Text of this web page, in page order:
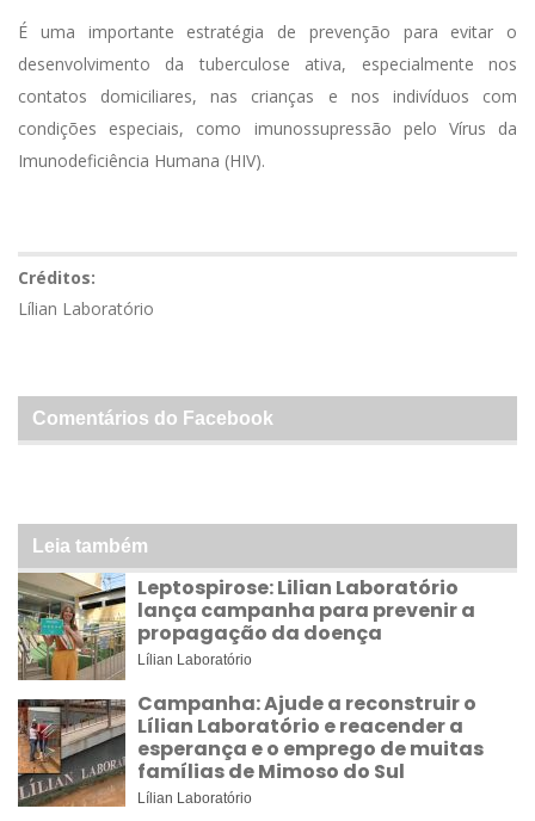
É uma importante estratégia de prevenção para evitar o
desenvolvimento da tuberculose ativa, especialmente nos
contatos domiciliares, nas crianças e nos indivíduos com
condições especiais, como imunossupressão pelo Vírus da
Imunodeficiência Humana (HIV).
Créditos:
Lílian Laboratório
Comentários do Facebook
Leia também
Leptospirose: Lilian Laboratório
lança campanha para prevenir a
propagação da doença
Lílian Laboratório
Campanha: Ajude a reconstruir o
Lílian Laboratório e reacender a
esperança e o emprego de muitas
famílias de Mimoso do Sul
Lílian Laboratório